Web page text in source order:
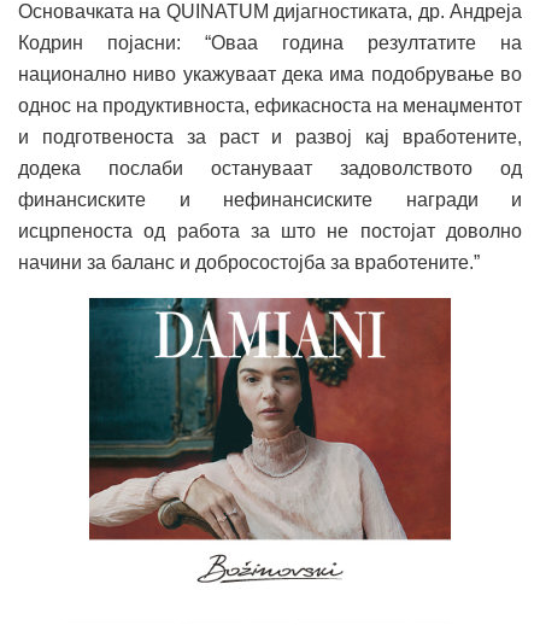
Основачката на QUINATUM дијагностиката, др. Андреја
Кодрин појасни: “Оваа година резултатите на
национално ниво укажуваат дека има подобрување во
однос на продуктивноста, ефикасноста на менаџментот
и подготвеноста за раст и развој кај вработените,
додека послаби остануваат задоволството од
финансиските и нефинансиските награди и
исцрпеноста од работа за што не постојат доволно
начини за баланс и добросостојба за вработените.”